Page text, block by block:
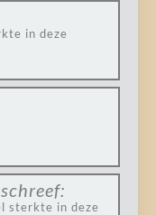
in deze
schreef:
sterkte in deze